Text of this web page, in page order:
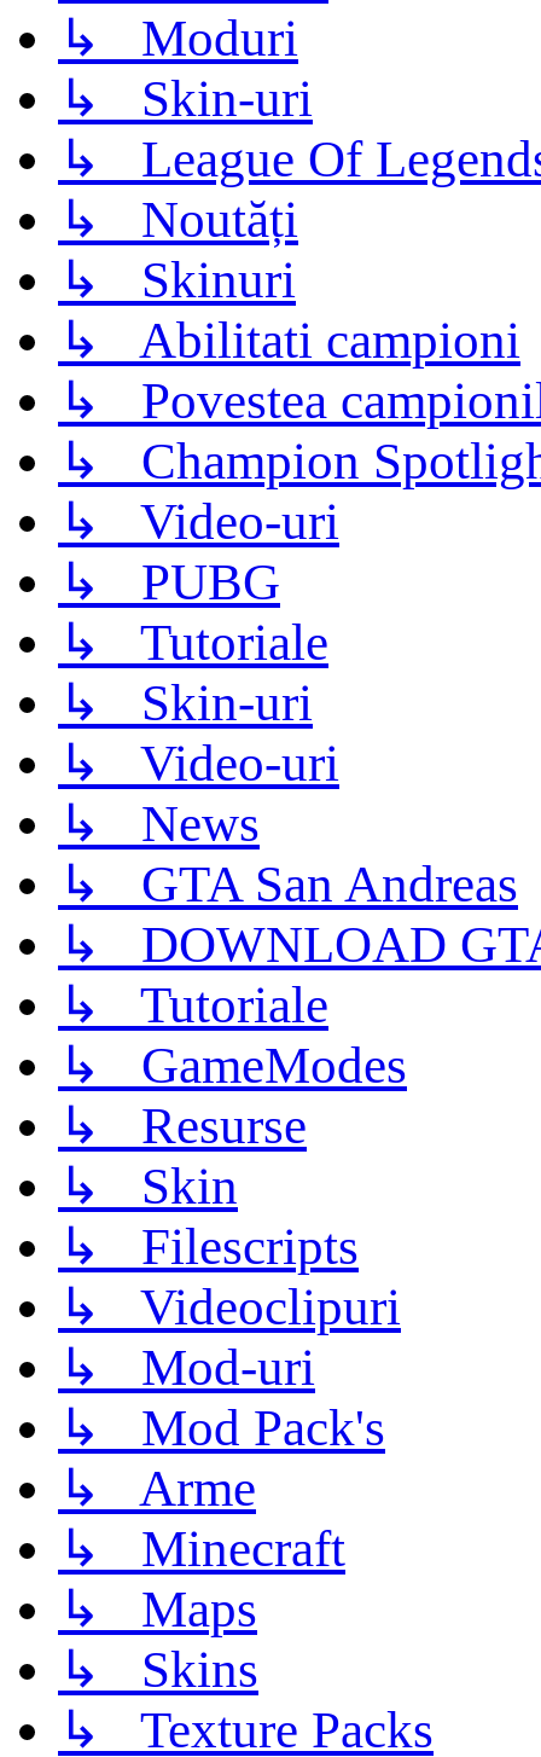
↳ Moduri
↳ Skin-uri
↳ League Of
↳ Noutăți
↳ Skinuri
↳ Abilitati campioni
↳ Povestea
↳ Champion
↳ Video-uri
↳ PUBG
↳ Tutoriale
↳ Skin-uri
↳ Video-uri
↳ News
↳ GTA San Andreas
↳ DOWNLOAD
↳ Tutoriale
↳ GameModes
↳ Resurse
↳ Skin
↳ Filescripts
↳ Videoclipuri
↳ Mod-uri
↳ Mod Pack's
↳ Arme
↳ Minecraft
↳ Maps
↳ Skins
↳ Texture Packs